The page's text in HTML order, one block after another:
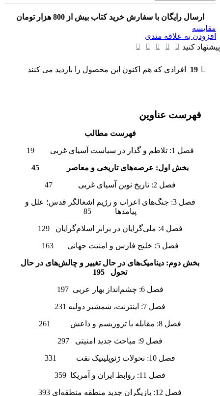
ارسال رایگان با سفارش خرید کتاب بیش از 800 هزار تومان
مقایسه
افزودن به علاقه مندی
پیشنهاد کنید
19 افرادی که هم اکنون این محصول را بازدید می کنند
فهرست عناوین
فهرست مطالب
فصل 1: تلاطم و گذار در سیاست آسیای غربی 19
بخش اول: عرصه‌های تاریخی و معاصر 45
فصل 2: تاریخ نوین آسیای غربی 47
فصل 3: جنگ‌های اعراب و رژیم اشغالگر قدس؛ علل و
پیامدها 85
فصل 4: ملی‌گرایان در برابر اسلام‌گرایان 129
فصل 5: خلیج فارس و امنیت جهانی 163
بخش دوم: دینامیک‌های در حال تغییر و چالش‌های در حال
تحول 195
فصل 6: چشم‌انداز بهار عربی 197
فصل 7: اینترنت، شمشیر دولبه 231
فصل 8: مقابله با تروریسم و داعش 261
فصل 9: مباحث جدید امنیتی 297
فصل 10: تحولات ژئوپلیتیک نفت 331
فصل 11: روابط ایران و آمریکا 359
فصل 12: بازیگران جدید منطقه منطقه‌ای 393